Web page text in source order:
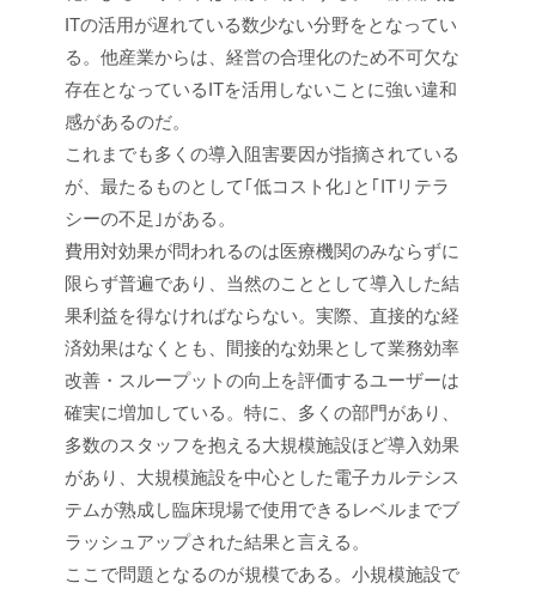
ITの活用が遅れている数少ない分野をとなってい
る。他産業からは、経営の合理化のため不可欠な
存在となっているITを活用しないことに強い違和
感があるのだ。
これまでも多くの導入阻害要因が指摘されている
が、最たるものとして｢低コスト化｣と｢ITリテラ
シーの不足｣がある。
費用対効果が問われるのは医療機関のみならずに
限らず普遍であり、当然のこととして導入した結
果利益を得なければならない。実際、直接的な経
済効果はなくとも、間接的な効果として業務効率
改善・スループットの向上を評価するユーザーは
確実に増加している。特に、多くの部門があり、
多数のスタッフを抱える大規模施設ほど導入効果
があり、大規模施設を中心とした電子カルテシス
テムが熟成し臨床現場で使用できるレベルまでブ
ラッシュアップされた結果と言える。
ここで問題となるのが規模である。小規模施設で